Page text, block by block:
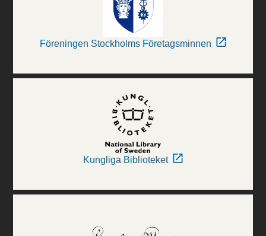
Föreningen Stockholms Företagsminnen
Kungliga Biblioteket